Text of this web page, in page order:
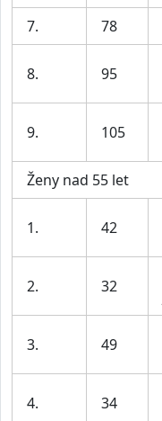
7. 78
8. 95
9. 105
Ženy nad 55 let
1. 42
2. 32
3. 49
4. 34